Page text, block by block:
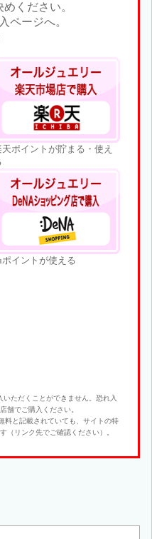
ください。
ページへ。
天ポイントが貯まる・使え
ポイントが使える
ただくことができません。恐れ入
舗でご購入ください。
料と記載されていても、サイトの特
（リンク先でご確認ください）。